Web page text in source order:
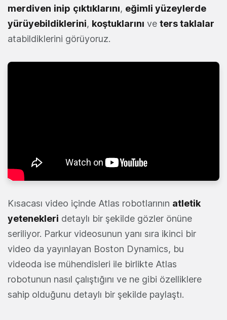
merdiven inip çıktıklarını, eğimli yüzeylerde
yürüyebildiklerini, koştuklarını ve ters taklalar
atabildiklerini görüyoruz.
Kısacası video içinde Atlas robotlarının atletik
yetenekleri detaylı bir şekilde gözler önüne
seriliyor. Parkur videosunun yanı sıra ikinci bir
video da yayınlayan Boston Dynamics, bu
videoda ise mühendisleri ile birlikte Atlas
robotunun nasıl çalıştığını ve ne gibi özelliklere
sahip olduğunu detaylı bir şekilde paylaştı.